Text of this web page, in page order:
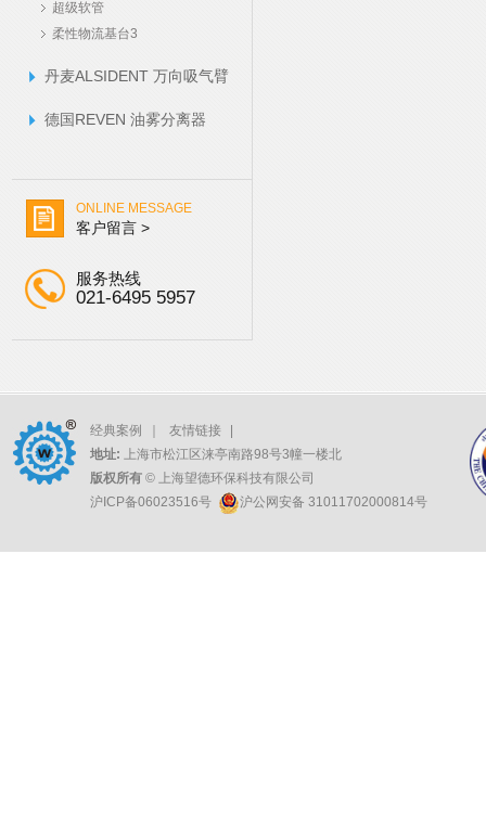
超级软管
柔性物流基台3
丹麦ALSIDENT 万向吸气臂
德国REVEN 油雾分离器
ONLINE MESSAGE
客户留言 >
服务热线
021-6495 5957
经典案例 友情链接
地址:
上海市松江区涞亭南路98号3幢一楼北
版权所有 © 上海望德环保科技有限公司
沪ICP备06023516号
沪公网安备 31011702000814号